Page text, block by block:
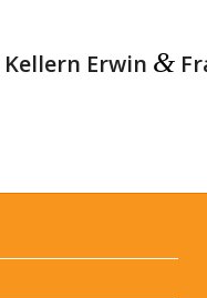
Erwin &